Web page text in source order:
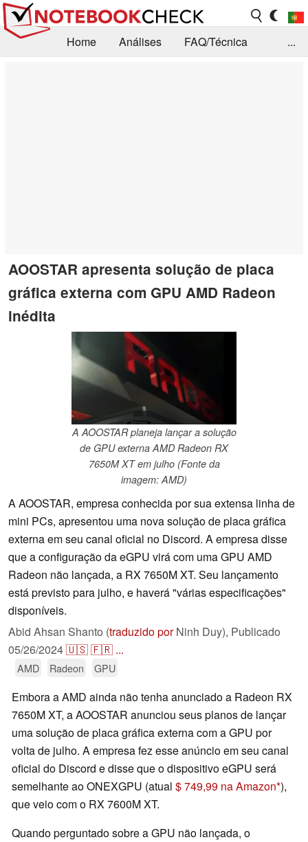
Home Análises
FAQ/Técnica
...
AOOSTAR apresenta solução de placa
gráfica externa com GPU AMD Radeon
inédita
A AOOSTAR planeja lançar a solução
de GPU externa AMD Radeon RX
7650M XT em julho (Fonte da
imagem: AMD)
A AOOSTAR, empresa conhecida por sua extensa linha de
mini PCs, apresentou uma nova solução de placa gráfica
externa em seu canal oficial no Discord. A empresa disse
que a configuração da eGPU virá com uma GPU AMD
Radeon não lançada, a RX 7650M XT. Seu lançamento
está previsto para julho, e haverá "várias especificações"
disponíveis.
Abid Ahsan Shanto (traduzido porNinh Duy), Publicado
05/26/2024🇺🇸🇫🇷 ...
AMD Radeon GPU
Embora a AMD ainda não tenha anunciado a Radeon RX
7650M XT, a AOOSTAR anunciou seus planos de lançar
uma solução de placa gráfica externa com a GPU por
volta de julho. A empresa fez esse anúncio em seu canal
oficial do Discord e disse que o dispositivo eGPU será
semelhante ao ONEXGPU (atual $ 749,99 na Amazon ),
que veio com o RX 7600M XT.
Quando perguntado sobre a GPU não lançada, o